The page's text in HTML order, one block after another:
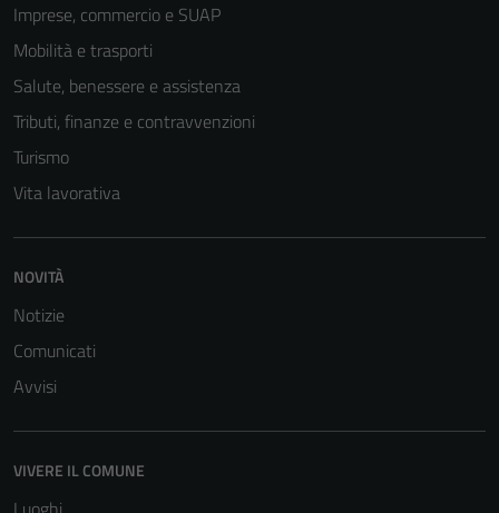
Imprese, commercio e SUAP
Mobilità e trasporti
Salute, benessere e assistenza
Tributi, finanze e contravvenzioni
Turismo
Vita lavorativa
NOVITÀ
Notizie
Comunicati
Avvisi
VIVERE IL COMUNE